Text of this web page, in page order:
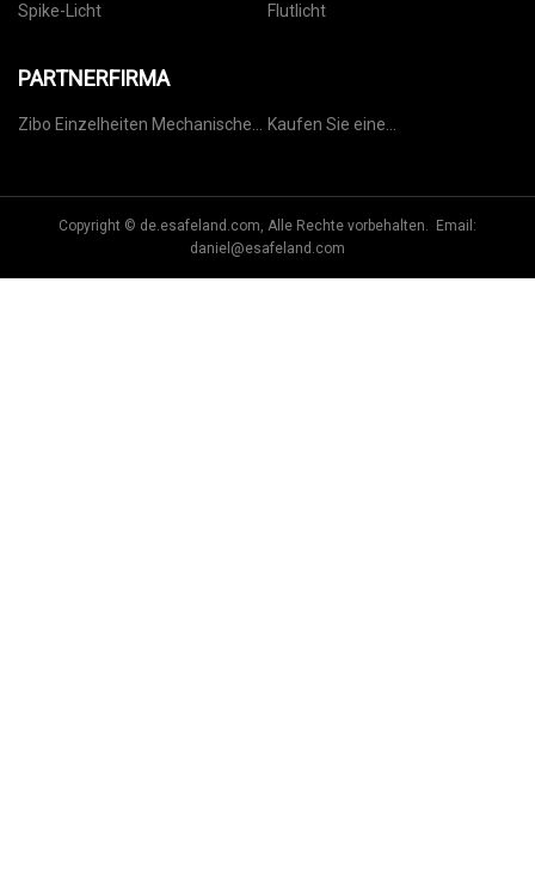
Spike-Licht
Flutlicht
PARTNERFIRMA
Zibo Einzelheiten Mechanische
Kaufen Sie eine
Copyright © de.esafeland.com, Alle Rechte vorbehalten. Email:
daniel@esafeland.com